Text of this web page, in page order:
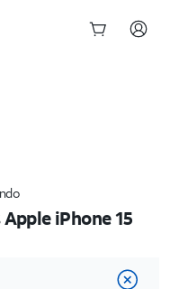
Apple iPhone 15